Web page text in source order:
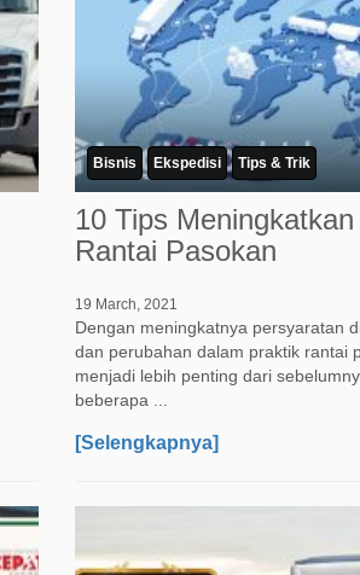
Bisnis Ekspedisi Tips & Trik
10 Tips
Rantai Pasokan
19 March, 2021
Dengan meningkatnya persyaratan
dan perubahan dalam praktik rantai
menjadi lebih penting dari
beberapa ...
[Selengkapnya]